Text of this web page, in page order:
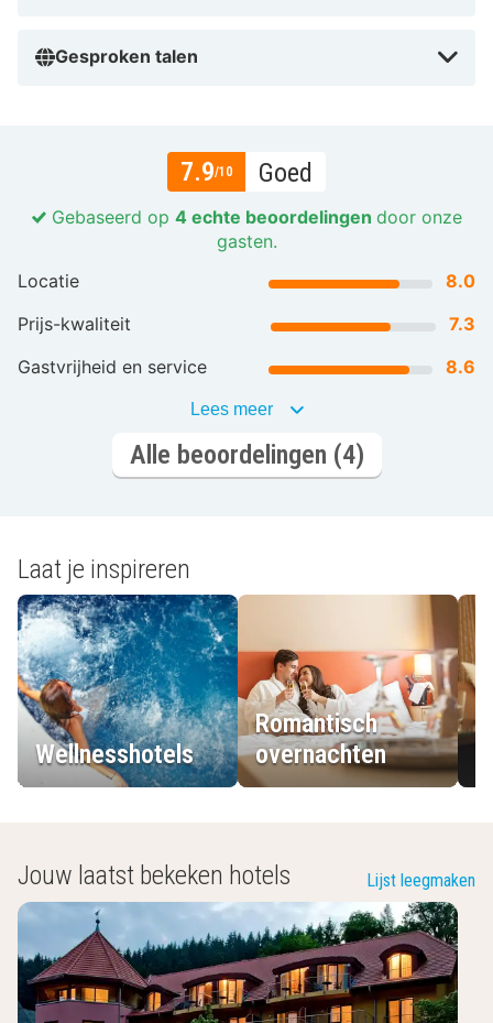
Gesproken talen
7.9/10 Goed
Gebaseerd op 4 echte beoordelingen door onze
gasten.
Locatie
8.0
Prijs-kwaliteit
7.3
Gastvrijheid en service
8.6
Lees meer
Alle beoordelingen (4)
Laat je inspireren
Wellnesshotels
Romantisch
overnachten
Jouw laatst bekeken hotels Lijst leegmaken